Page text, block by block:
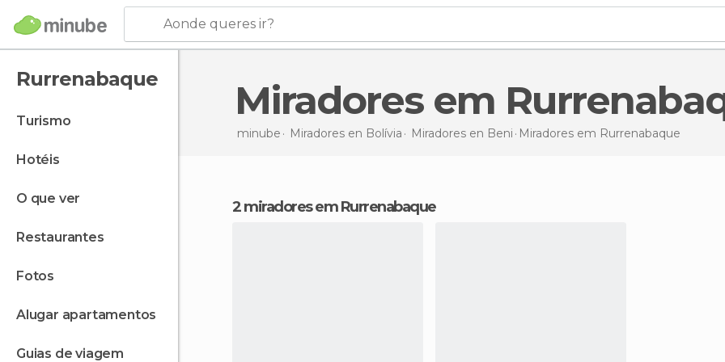
Aonde queres ir?
Rurrenabaque
turismo
hotéis
o que ver
restaurantes
fotos
alugar apartamentos
guias de viagem
Miradores em
minube Miradores en Bolívia Miradores en Beni Miradores em Rurrenabaque
2 miradores em Rurrenabaque